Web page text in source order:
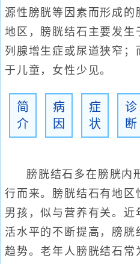
源性膀胱等因素而形成
地区，膀胱结石主要发生
列腺增生症或尿道狭窄；
于儿童，女性少见。
简
介
病
因
症
状
诊
断
膀胱结石多在膀胱内
行而来。膀胱结石有地区
男孩，似与营养有关。近
活水平的不断提高，膀胱
趋势。老年人膀胱结石常